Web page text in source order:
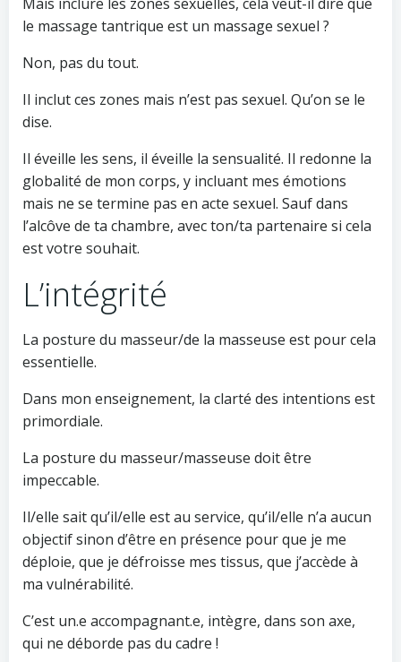
le massage tantrique est un massage sexuel ?
Non, pas du tout.
Il inclut ces zones mais n’est pas sexuel. Qu’on se le
dise.
Il éveille les sens, il éveille la sensualité. Il redonne la
globalité de mon corps, y incluant mes émotions
mais ne se termine pas en acte sexuel. Sauf dans
l’alcôve de ta chambre, avec ton/ta partenaire si cela
est votre souhait.
L’intégrité
La posture du masseur/de la masseuse est pour cela
essentielle.
Dans mon enseignement, la clarté des intentions est
primordiale.
La posture du masseur/masseuse doit être
impeccable.
Il/elle sait qu’il/elle est au service, qu’il/elle n’a aucun
objectif sinon d’être en présence pour que je me
déploie, que je défroisse mes tissus, que j’accède à
ma vulnérabilité.
C’est un.e accompagnant.e, intègre, dans son axe,
qui ne déborde pas du cadre !